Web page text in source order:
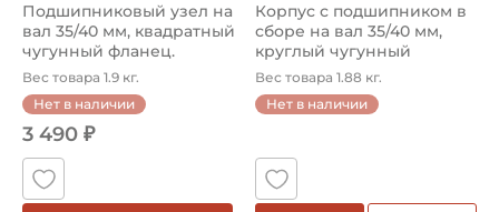
Подшипниковый узел на
вал 35/40 мм, квадратный
чугунный фланец.
Артикул...
Вес товара 1.9 кг.
Нет в наличии
3 490 ₽
Корпус с подшипником в
сборе на вал 35/40 мм,
круглый чугунный
фланец. ...
Вес товара 1.88 кг.
Нет в наличии